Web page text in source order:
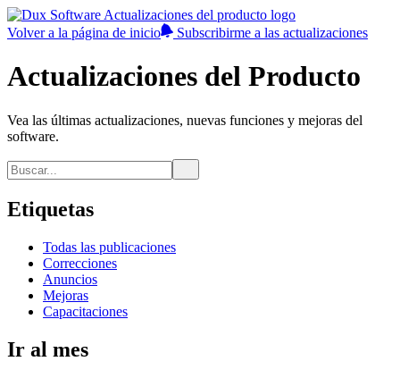
Volver a la página de inicio Subscribirme a las actualizaciones
Actualizaciones del Producto
Vea las últimas actualizaciones, nuevas funciones y mejoras del
software.
Etiquetas
Todas las publicaciones
Correcciones
Anuncios
Mejoras
Capacitaciones
Ir al mes